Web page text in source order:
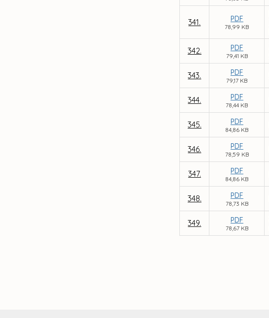
341. PDF
78,99 KB
342. PDF
79,41 KB
343. PDF
79,17 KB
344. PDF
78,44 KB
345. PDF
84,86 KB
346. PDF
78,59 KB
347. PDF
84,86 KB
348. PDF
78,73 KB
349. PDF
78,67 KB